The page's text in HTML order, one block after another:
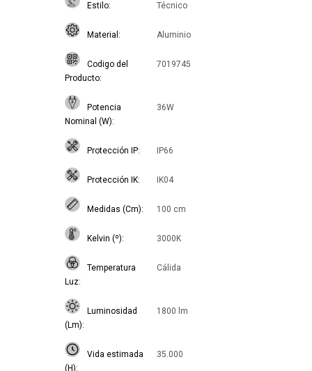
Estilo Técnico
Material Aluminio
Codigo del
Producto
7019745
Potencia
Nominal (W)
36W
Protección IP IP66
Protección IK IK04
Medidas (Cm) 100 cm
Kelvin (º) 3000K
Temperatura
Luz
Cálida
Luminosidad
(Lm)
1800 lm
Vida estimada
(H)
35.000